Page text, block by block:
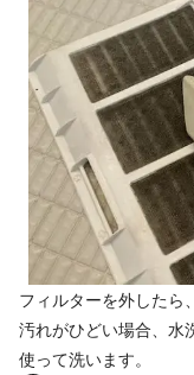
フィルターを外したら
汚れがひどい場合、水
使って洗います。